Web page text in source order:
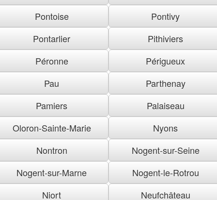
Pontoise
Pontivy
Pontarlier
Pithiviers
Péronne
Périgueux
Pau
Parthenay
Pamiers
Palaiseau
Oloron-Sainte-Marie
Nyons
Nontron
Nogent-sur-Seine
Nogent-sur-Marne
Nogent-le-Rotrou
Niort
Neufchâteau